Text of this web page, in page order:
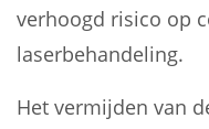
verhoogd risico op
laserbehandeling.
Het vermijden van